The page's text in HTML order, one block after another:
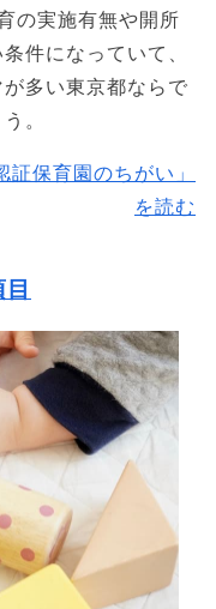
の実施有無や開所
件になっていて、
多い東京都ならで
。
証保育園のちがい」
を読む